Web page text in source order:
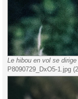
Le hibou en vol se
P8090729_DxO5-1.jpg